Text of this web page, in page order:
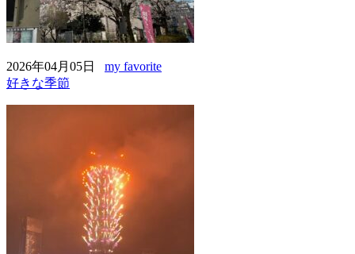
2026年04月05日 my favorite
好きな季節